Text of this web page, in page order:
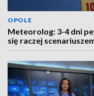
OPOLE
Meteorolog: 3-4 dni
się raczej